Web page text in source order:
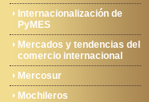
Internacionalización de
PyMES
Mercados y tendencias del
comercio internacional
Mercosur
Mochileros